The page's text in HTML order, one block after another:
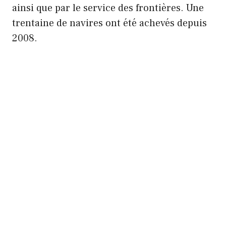
ainsi que par le service des frontières. Une
trentaine de navires ont été achevés depuis
2008.